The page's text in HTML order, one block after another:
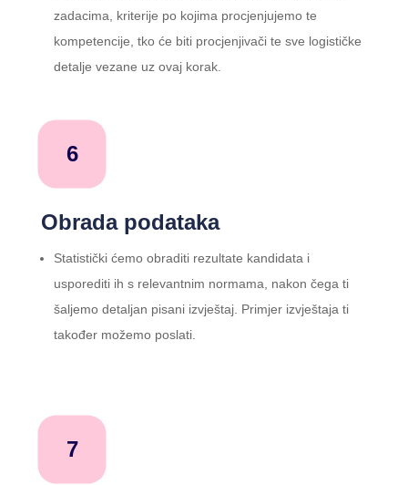
zadacima, kriterije po kojima procjenjujemo te
kompetencije, tko će biti procjenjivači te sve logističke
detalje vezane uz ovaj korak.
6
Obrada podataka
Statistički ćemo obraditi rezultate kandidata i
usporediti ih s relevantnim normama, nakon čega ti
šaljemo detaljan pisani izvještaj. Primjer izvještaja ti
također možemo poslati.
7